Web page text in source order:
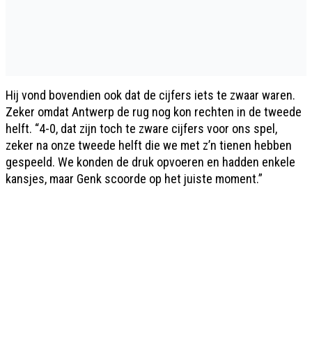
Hij vond bovendien ook dat de cijfers iets te zwaar waren.
Zeker omdat Antwerp de rug nog kon rechten in de tweede
helft. “4-0, dat zijn toch te zware cijfers voor ons spel,
zeker na onze tweede helft die we met z’n tienen hebben
gespeeld. We konden de druk opvoeren en hadden enkele
kansjes, maar Genk scoorde op het juiste moment.”